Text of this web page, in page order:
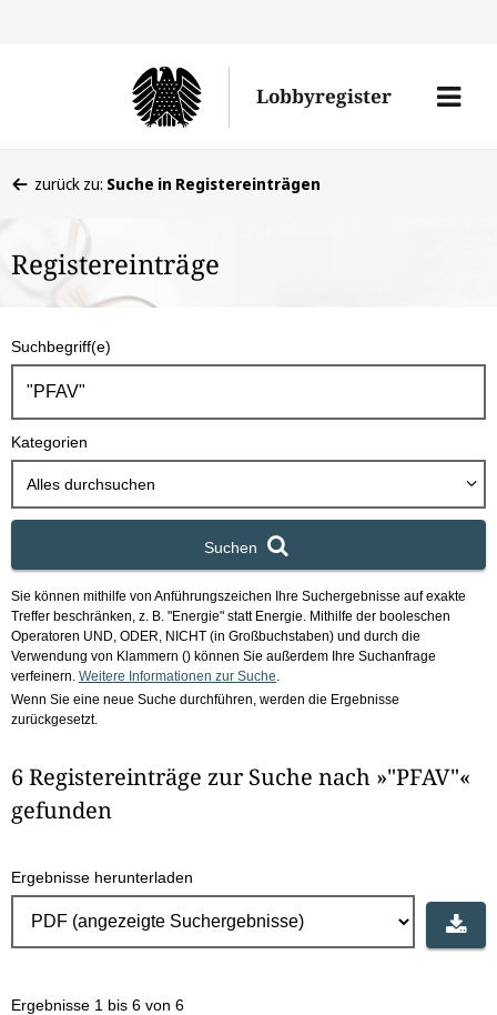
den
Lobbyregister
Menü
befinden
hier:
zurück zu: Suche in Registereinträgen
Registereinträge
u
h
b
x
Suchbegriff(e)
Kategorien
Alles durchsuchen
Suchen
Sie können mithilfe von Anführungszeichen Ihre Suchergebnisse auf exakte
Treffer beschränken, z. B. "Energie" statt Energie. Mithilfe der booleschen
Operatoren UND, ODER, NICHT (in Großbuchstaben) und durch die
Verwendung von Klammern () können Sie außerdem Ihre Suchanfrage
verfeinern. Weitere Informationen zur Suche
Wenn Sie eine neue Suche durchführen, werden die Ergebnisse
zurückgesetzt.
6 Registereinträge zur Suche nach »"PFAV"«
gefunden
Ergebnisse herunterladen
Ergebnisse 1 bis 6 von 6